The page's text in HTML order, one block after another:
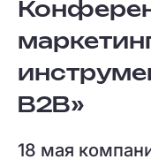
B2B»
18 мая